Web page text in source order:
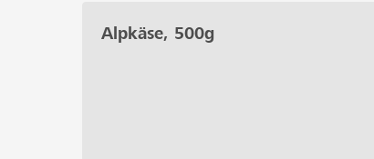
Alpkäse, 500g